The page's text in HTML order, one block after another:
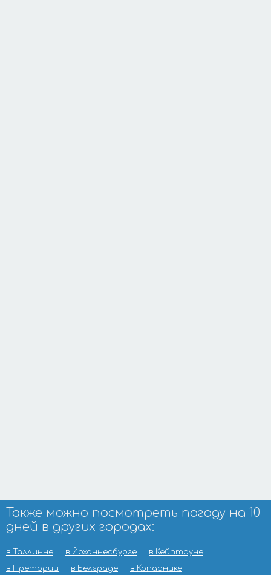
Также можно посмотреть погоду на 10
дней в других городах:
в Таллинне в Йоханнесбурге
в Кейптауне
в Претории
в Белграде в Копаонике